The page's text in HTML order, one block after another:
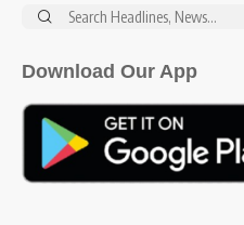
Search
Download Our App